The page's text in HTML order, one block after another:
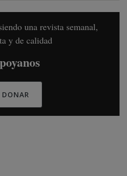
una revista semanal,
y de calidad
DONAR